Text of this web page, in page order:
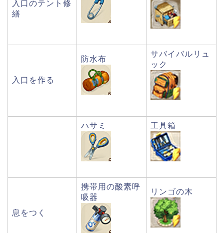
入口のテント修
繕
入口を作る
防水布
サバイバルリュ
ック
ハサミ 工具箱
息をつく
携帯用の酸素呼
吸器
リンゴの木